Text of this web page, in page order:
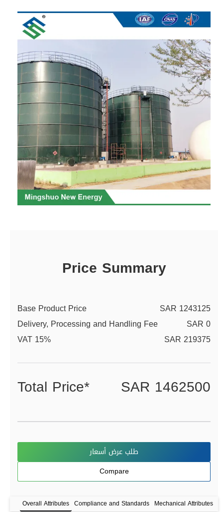
Price Summary
Base Product Price
SAR 1243125
Delivery, Processing and Handling Fee
SAR 0
VAT 15%
SAR 219375
Total Price* SAR 1462500
طلب عرض أسعار
Compare
Overall Attributes Compliance and Standards Mechanical Attributes